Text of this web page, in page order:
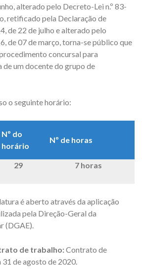
alterado pelo Decreto-Lei n.º 83-
retificado pela Declaração de
de 22 de julho e alterado pelo
de 07 de março, torna-se público que
concursal para
um docente do grupo de
o seguinte horário:
Nº do
horário
Nº de horas
29 7 horas
é aberto através da aplicação
pela Direção-Geral da
(DGAE).
de trabalho:Contrato de
de agosto de 2020.